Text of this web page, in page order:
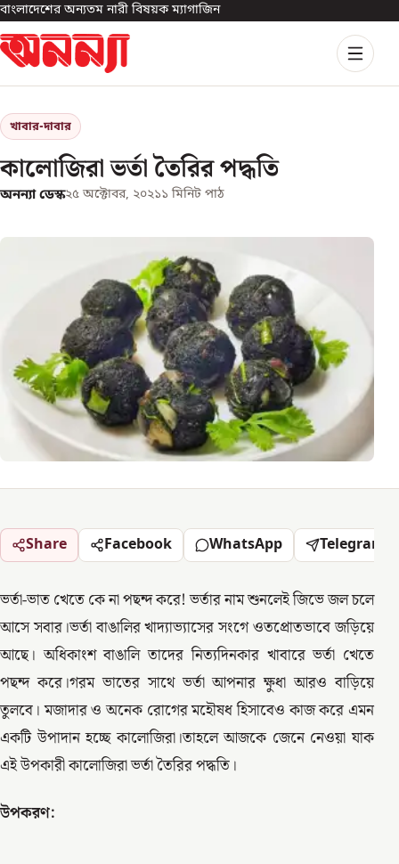
বাংলাদেশের অন্যতম নারী বিষয়ক ম্যাগাজিন
খাবার-দাবার
কালোজিরা ভর্তা তৈরির পদ্ধতি
অনন্যা ডেস্ক২৫ অক্টোবর, ২০২১১ মিনিট পাঠ
Share Facebook WhatsApp Telegram
ভর্তা-ভাত খেতে কে না পছন্দ করে! ভর্তার নাম শুনলেই জিভে জল চলে
আসে সবার।ভর্তা বাঙালির খাদ্যাভ্যাসের সংগে ওতপ্রোতভাবে জড়িয়ে
আছে। অধিকাংশ বাঙালি তাদের নিত্যদিনকার খাবারে ভর্তা খেতে
পছন্দ করে।গরম ভাতের সাথে ভর্তা আপনার ক্ষুধা আরও বাড়িয়ে
তুলবে। মজাদার ও অনেক রোগের মহৌষধ হিসাবেও কাজ করে এমন
একটি উপাদান হচ্ছে কালোজিরা।তাহলে আজকে জেনে নেওয়া যাক
এই উপকারী কালোজিরা ভর্তা তৈরির পদ্ধতি।
উপকরণ: